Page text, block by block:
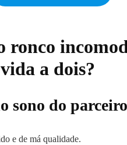
ronco
a dois?
sono do parceiro
e de má qualidade.